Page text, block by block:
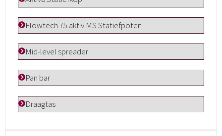
Flowtech 75 aktiv MS Statiefpoten
Mid-level spreader
Pan bar
Draagtas